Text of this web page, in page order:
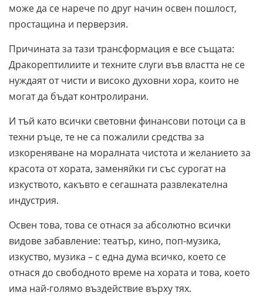
може да се нарече по друг начин освен пошлост,
простащина и перверзия.
Причината за тази трансформация е все същата:
Дракорептилиите и техните слуги във властта не се
нуждаят от чисти и високо духовни хора, които не
могат да бъдат контролирани.
И тъй като всички световни финансови потоци са в
техни ръце, те не са пожалили средства за
изкореняване на моралната чистота и желанието за
красота от хората, заменяйки ги със сурогат на
изкуството, какъвто е сегашната развлекателна
индустрия.
Освен това, това се отнася за абсолютно всички
видове забавление: театър, кино, поп-музика,
изкуство, музика – с една дума всичко, което се
отнася до свободното време на хората и това, което
има най-голямо въздействие върху тях.